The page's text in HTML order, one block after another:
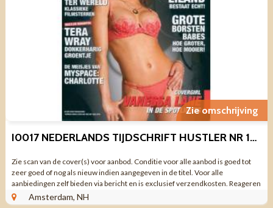
Zie omschrijving
I0017 NEDERLANDS TIJDSCHRIFT HUSTLER NR 121 2008
Zie scan van de cover(s) voor aanbod. Conditie voor alle aanbod is goed tot
zeer goed of nog als nieuw indien aangegeven in de titel. Voor alle
aanbiedingen zelf bieden via bericht en is exclusief verzendkosten. Reageren
via aanbieding ...
Amsterdam, NH